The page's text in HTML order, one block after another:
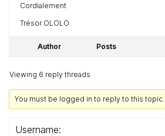
Cordialement
Trésor OLOLO
Author Posts
Viewing 6 reply threads
You must be logged in to reply to this topic.
Username: